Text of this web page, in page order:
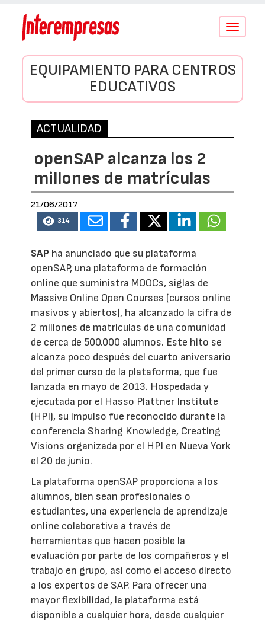
Conmutar
EQUIPAMIENTO PARA CENTROS
EDUCATIVOS
ACTUALIDAD
openSAP alcanza los 2
millones de matrículas
21/06/2017
314
SAP ha anunciado que su plataforma
openSAP, una plataforma de formación
online que suministra MOOCs, siglas de
Massive Online Open Courses (cursos online
masivos y abiertos), ha alcanzado la cifra de
2 millones de matrículas de una comunidad
de cerca de 500.000 alumnos. Este hito se
alcanza poco después del cuarto aniversario
del primer curso de la plataforma, que fue
lanzada en mayo de 2013. Hospedada y
ejecutada por el Hasso Plattner Institute
(HPI), su impulso fue reconocido durante la
conferencia Sharing Knowledge, Creating
Visions organizada por el HPI en Nueva York
el 20 de junio.
La plataforma openSAP proporciona a los
alumnos, bien sean profesionales o
estudiantes, una experiencia de aprendizaje
online colaborativa a través de
herramientas que hacen posible la
evaluación por parte de los compañeros y el
trabajo en grupo, así como el acceso directo
a los expertos de SAP. Para ofrecer una
mayor flexibilidad, la plataforma está
disponible a cualquier hora, desde cualquier